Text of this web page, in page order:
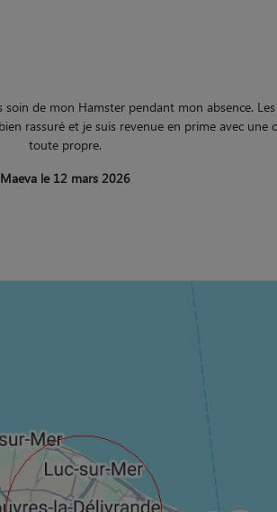
de mon Hamster pendant mon absence. Les
rassuré et je suis revenue en prime avec une
toute propre.
Maeva le 12 mars 2026